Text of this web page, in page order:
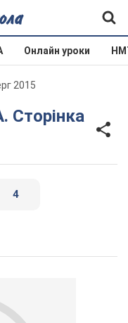
Онлайн уроки
2015
4